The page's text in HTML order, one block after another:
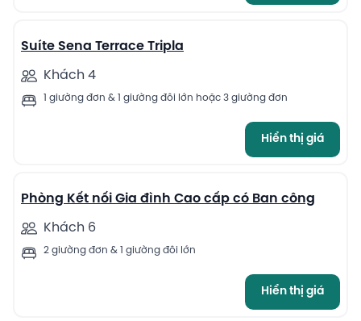
11
Suíte Sena Terrace Tripla
Khách 4
1 giường đơn & 1 giường đôi lớn hoặc 3 giường đơn
Hiển thị giá
11
Phòng Kết nối Gia đình Cao cấp có Ban công
Khách 6
2 giường đơn & 1 giường đôi lớn
Hiển thị giá